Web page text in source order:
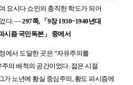
요시다 쇼인의 충직한 학도가 되어
다. ―297쪽, 「 9장 1930~1940년대
시즘 국민독본」 중에서
에서 도달한 곳은 “자유주의를
의 배척의 공간이었다. 젊은 시절
가 노년에 황실 중심주의, 황도 파시즘에